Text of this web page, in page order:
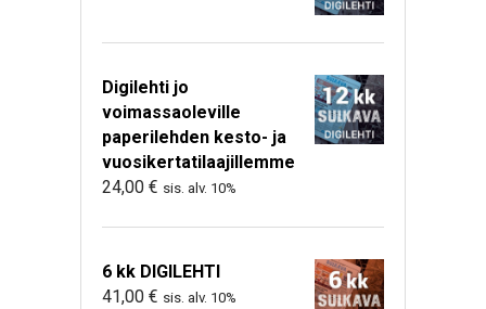
Digilehti jo
voimassaoleville
paperilehden kesto- ja
vuosikertatilaajillemme
24,00 € sis. alv. 10%
6 kk DIGILEHTI
41,00 € sis. alv. 10%